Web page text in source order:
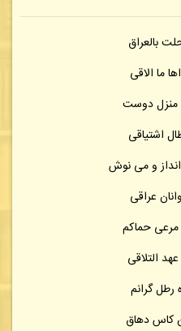
بالعراق
ما الاقی
منزل دوست
اشتیاقی
و می نوش
عراقی
مرعی حماکم
التلاقی
رطل گرانم
کاس دهاق